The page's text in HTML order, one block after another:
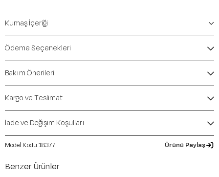
Öne Çıkan Detaylar
Marka:Maraton
Regular
İçerik / Bileşen:%75 Cotton %20 Polyester %5
Elastane
Mevsim:İlkbahar-Yaz
Kumaş İçeriği
Ödeme Seçenekleri
Bakım Önerileri
Kargo ve Teslimat
İade ve Değişim Koşulları
18377 Ürünü Paylaş
Benzer Ürünler